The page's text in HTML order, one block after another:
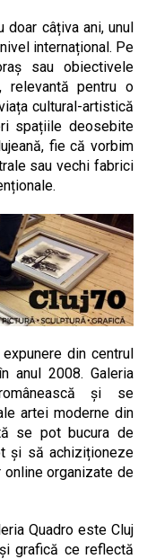
doar câțiva ani, unul
internațional. Pe
sau obiectivele
pentru o
cultural-artistică
spațiile deosebite
fie că vorbim
sau vechi fabrici
din centrul
anul 2008. Galeria
și se
artei moderne din
se pot bucura de
și să achiziționeze
organizate de
Quadro este Cluj
grafică ce reflectă